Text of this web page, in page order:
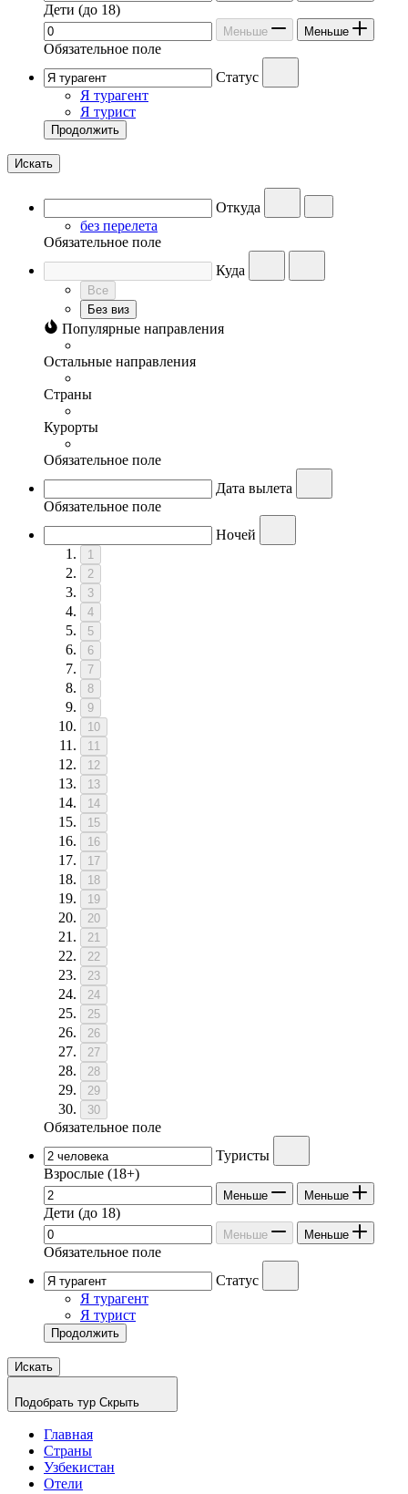
Дети (до 18)
Меньше Меньше
Обязательное поле
Статус
Я турагент
Я турист
Продолжить
Искать
Откуда
без перелета
Обязательное поле
Куда
Все
Без виз
Популярные направления
Остальные направления
Страны
Курорты
Обязательное поле
Дата вылета
Обязательное поле
Ночей
1
2
3
4
5
6
7
8
9
10
11
12
13
14
15
16
17
18
19
20
21
22
23
24
25
26
27
28
29
30
Обязательное поле
Туристы
Взрослые (18+)
Меньше Меньше
Дети (до 18)
Меньше Меньше
Обязательное поле
Статус
Я турагент
Я турист
Продолжить
Искать
Подобрать тур Скрыть
Главная
Страны
Узбекистан
Отели